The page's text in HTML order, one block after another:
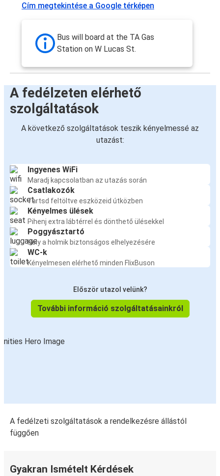
Cím megtekintése a Google térképen
Bus will board at the TA Gas
Station on W Lucas St.
A fedélzeten elérhető
szolgáltatások
A következő szolgáltatások teszik kényelmessé az
utazást:
Ingyenes WiFi
Maradj kapcsolatban az utazás során
Csatlakozók
Tartsd feltöltve eszközeid útközben
Kényelmes ülések
Pihenj extra lábtérrel és dönthető ülésekkel
Poggyásztartó
Hely a holmik biztonságos elhelyezésére
WC-k
Kényelmesen elérhető minden FlixBuson
Először utazol velünk?
További információ szolgáltatásainkról
A fedélzeti szolgáltatások a rendelkezésre állástól
függően
Gyakran Ismételt Kérdések